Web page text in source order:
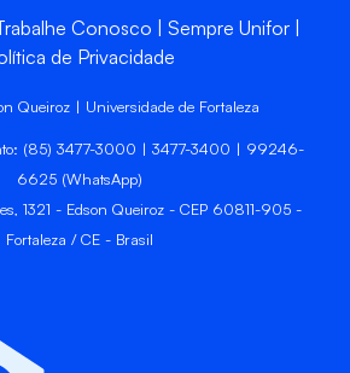
Conosco
Sempre Unifor
de Privacidade
Queiroz | Universidade de Fortaleza
(85) 3477-3000 | 3477-3400 | 99246-
6625 (WhatsApp)
1321 - Edson Queiroz - CEP 60811-905 -
Fortaleza / CE - Brasil